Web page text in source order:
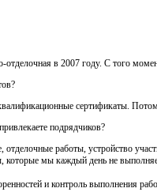
в 2007 году. С того
сертификаты.
подрядчиков?
работы, устройство
мы каждый день не
и контроль выполнения